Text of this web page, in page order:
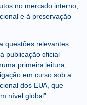
no mercado interno,
e à preservação
questões relevantes
publicação oficial
primeira leitura,
em curso sob a
dos EUA, que
nível global”.